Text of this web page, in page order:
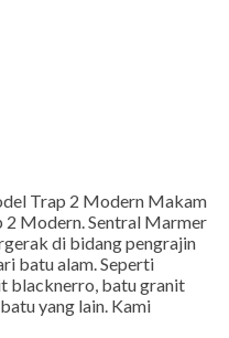
Trap 2 Modern Makam
Modern. Sentral Marmer
di bidang pengrajin
batu alam. Seperti
blacknerro, batu granit
yang lain. Kami